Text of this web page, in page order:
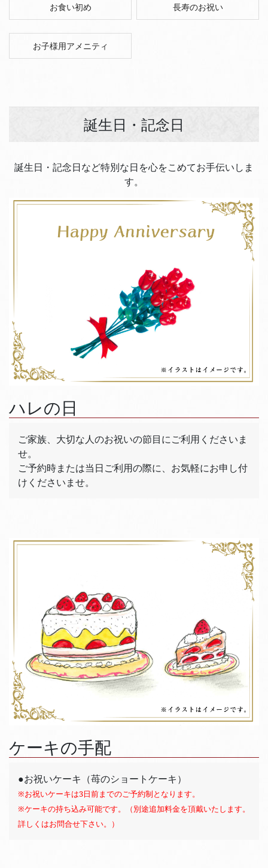
お食い初め 長寿のお祝い
お子様用アメニティ
誕生日・記念日
誕生日・記念日など特別な日を心をこめてお手伝いしま
す。
ハレの日
ご家族、大切な人のお祝いの節目にご利用くださいま
せ。
ご予約時または当日ご利用の際に、お気軽にお申し付
けくださいませ。
ケーキの手配
●お祝いケーキ（苺のショートケーキ）
※お祝いケーキは3日前までのご予約制となります。
※ケーキの持ち込み可能です。（別途追加料金を頂戴いたします。
詳しくはお問合せ下さい。）